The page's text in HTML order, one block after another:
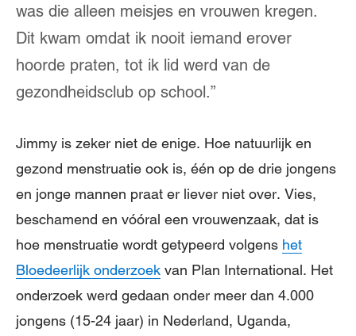
was die alleen meisjes en vrouwen kregen.
Dit kwam omdat ik nooit iemand erover
hoorde praten, tot ik lid werd van de
gezondheidsclub op school.”
Jimmy is zeker niet de enige. Hoe natuurlijk en
gezond menstruatie ook is, één op de drie jongens
en jonge mannen praat er liever niet over. Vies,
beschamend en vóóral een vrouwenzaak, dat is
hoe menstruatie wordt getypeerd volgens het
Bloedeerlijk onderzoek van Plan International. Het
onderzoek werd gedaan onder meer dan 4.000
jongens (15-24 jaar) in Nederland, Uganda,